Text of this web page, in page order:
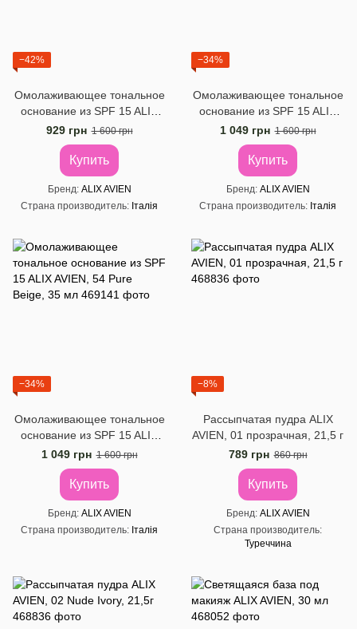
−42%
Омолаживающее тональное
основание из SPF 15 ALIX
AVIEN, 504 Natural Beige, 35
мл
929 грн 1 600 грн
Купить
Бренд ALIX AVIEN
Страна производитель
Італія
−34%
Омолаживающее тональное
основание из SPF 15 ALIX
AVIEN, 52 Warm Ivory, 35 мл
1 049 грн 1 600 грн
Купить
Бренд ALIX AVIEN
Страна производитель
Італія
−34%
Омолаживающее тональное
основание из SPF 15 ALIX
AVIEN, 54 Pure Beige, 35 мл
1 049 грн 1 600 грн
Купить
Бренд ALIX AVIEN
Страна производитель
Італія
−8%
Рассыпчатая пудра ALIX
AVIEN, 01 прозрачная, 21,5 г
789 грн 860 грн
Купить
Бренд ALIX AVIEN
Страна производитель
Туреччина